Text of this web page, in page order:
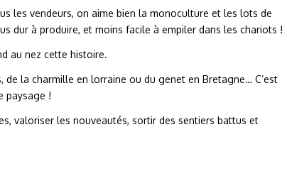
les vendeurs, on aime bien la monoculture et les lots de
dur à produire, et moins facile à empiler dans les chariots !
au nez cette histoire.
la charmille en lorraine ou du genet en Bretagne… C’est
paysage !
valoriser les nouveautés, sortir des sentiers battus et